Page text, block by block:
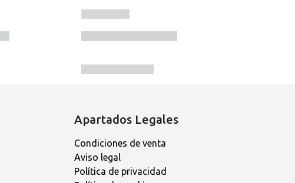
Apartados Legales
Condiciones de venta
Aviso legal
Política de privacidad